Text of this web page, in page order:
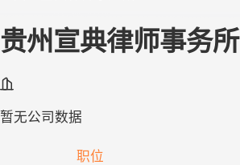
贵州宣典律师事务所
暂无公司数据
职位